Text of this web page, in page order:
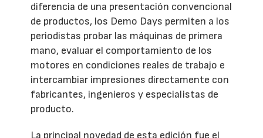
diferencia de una presentación convencional
de productos, los Demo Days permiten a los
periodistas probar las máquinas de primera
mano, evaluar el comportamiento de los
motores en condiciones reales de trabajo e
intercambiar impresiones directamente con
fabricantes, ingenieros y especialistas de
producto.